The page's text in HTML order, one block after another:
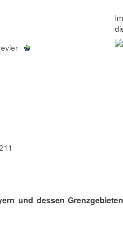
und dessen Grenzgebieten